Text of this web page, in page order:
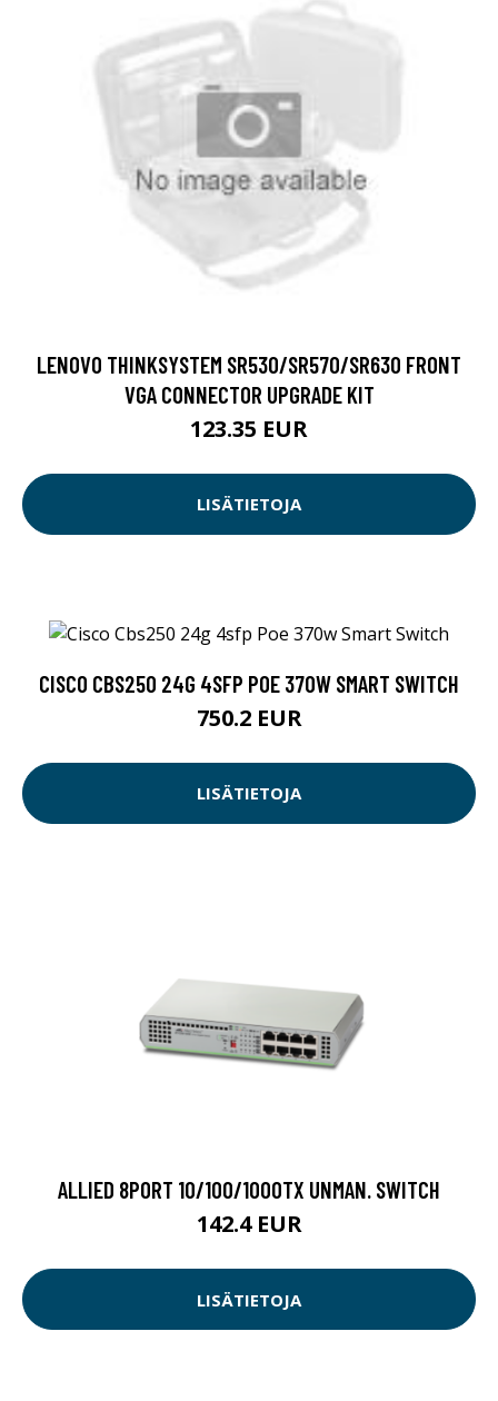
LENOVO THINKSYSTEM SR530/SR570/SR630 FRONT
VGA CONNECTOR UPGRADE KIT
123.35 EUR
LISÄTIETOJA
CISCO CBS250 24G 4SFP POE 370W SMART SWITCH
750.2 EUR
LISÄTIETOJA
ALLIED 8PORT 10/100/1000TX UNMAN. SWITCH
142.4 EUR
LISÄTIETOJA